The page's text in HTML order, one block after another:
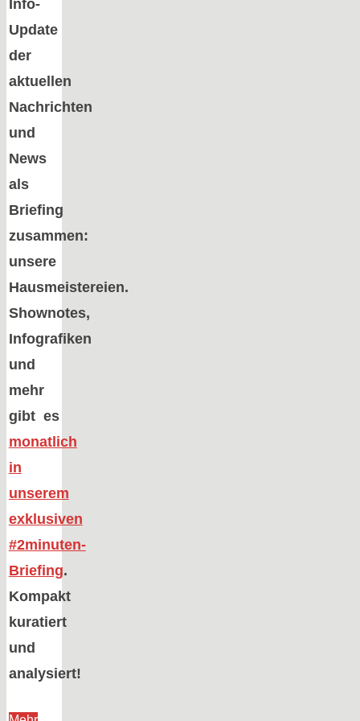
Info-
Update
der
aktuellen
Nachrichten
und
News
als
Briefing
zusammen:
unsere
Hausmeistereien.
Shownotes,
Infografiken
und
mehr
gibt es
monatlich
in
unserem
exklusiven
#2minuten-
Briefing.
Kompakt
kuratiert
und
analysiert!